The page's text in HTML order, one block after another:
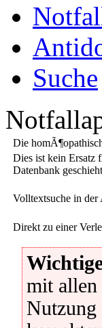
Suche